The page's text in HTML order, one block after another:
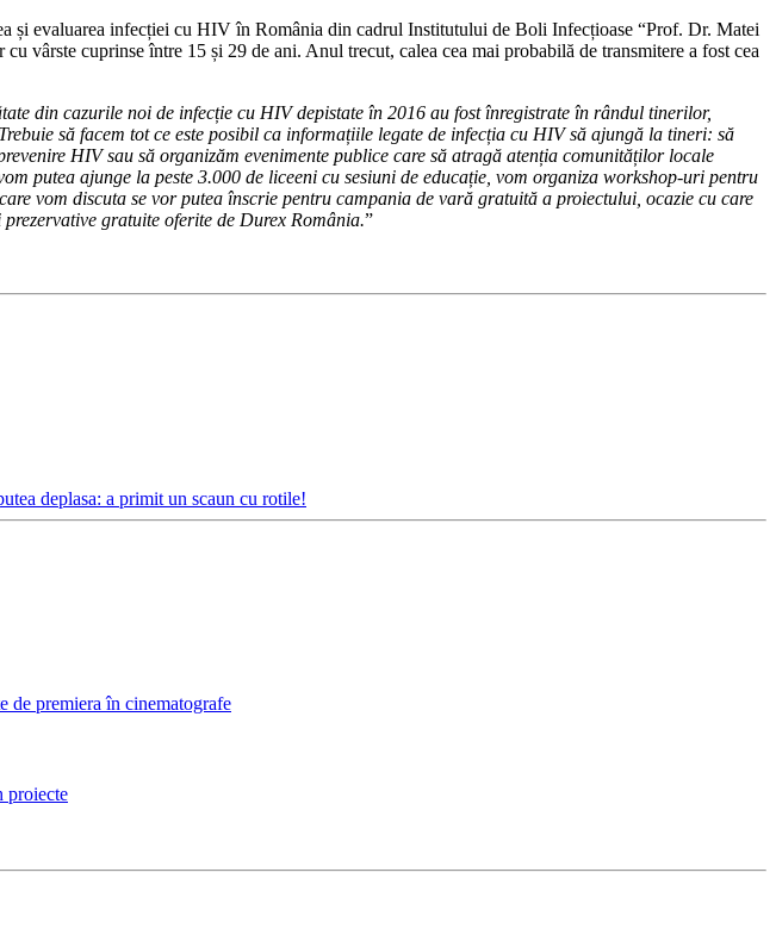
evaluarea infecției cu HIV în România din cadrul Institutului de Boli Infecțioase “Prof. Dr. Matei
cuprinse între 15 și 29 de ani. Anul trecut, calea cea mai probabilă de transmitere a fost cea
din cazurile noi de infecție cu HIV depistate în 2016 au fost înregistrate în rândul tinerilor,
să facem tot ce este posibil ca informațiile legate de infecția cu HIV să ajungă la tineri: să
HIV sau să organizăm evenimente publice care să atragă atenția comunităților locale
putea ajunge la peste 3.000 de liceeni cu sesiuni de educație, vom organiza workshop-uri pentru
vom discuta se vor putea înscrie pentru campania de vară gratuită a proiectului, ocazie cu care
gratuite oferite de Durex România.”
deplasa: a primit un scaun cu rotile!
de premiera în cinematografe
proiecte